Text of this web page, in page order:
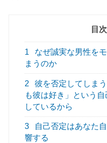
目次
1
なぜ誠実な男性を
まうのか
2
彼を否定してしま
も彼は好き」という
しているから
3
自己否定はあなた
響する